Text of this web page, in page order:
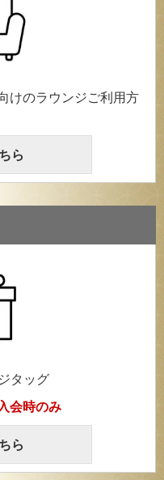
けのラウンジご利用方
ら
タッグ
会時のみ
ら